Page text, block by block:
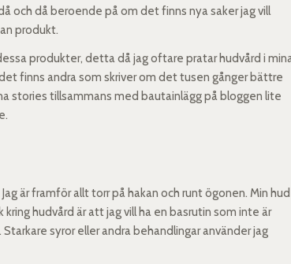
och då beroende på om det finns nya saker jag vill
produkt.
produkter, detta då jag oftare pratar hudvård i
finns andra som skriver om det tusen gånger bättre
stories tillsammans med bautainlägg på bloggen lite
är framför allt torr på hakan och runt ögonen. Min hud
hudvård är att jag vill ha en basrutin som inte är
syror eller andra behandlingar använder jag